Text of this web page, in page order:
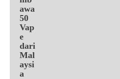
awa
50
Vap
e
dari
Mal
aysi
a